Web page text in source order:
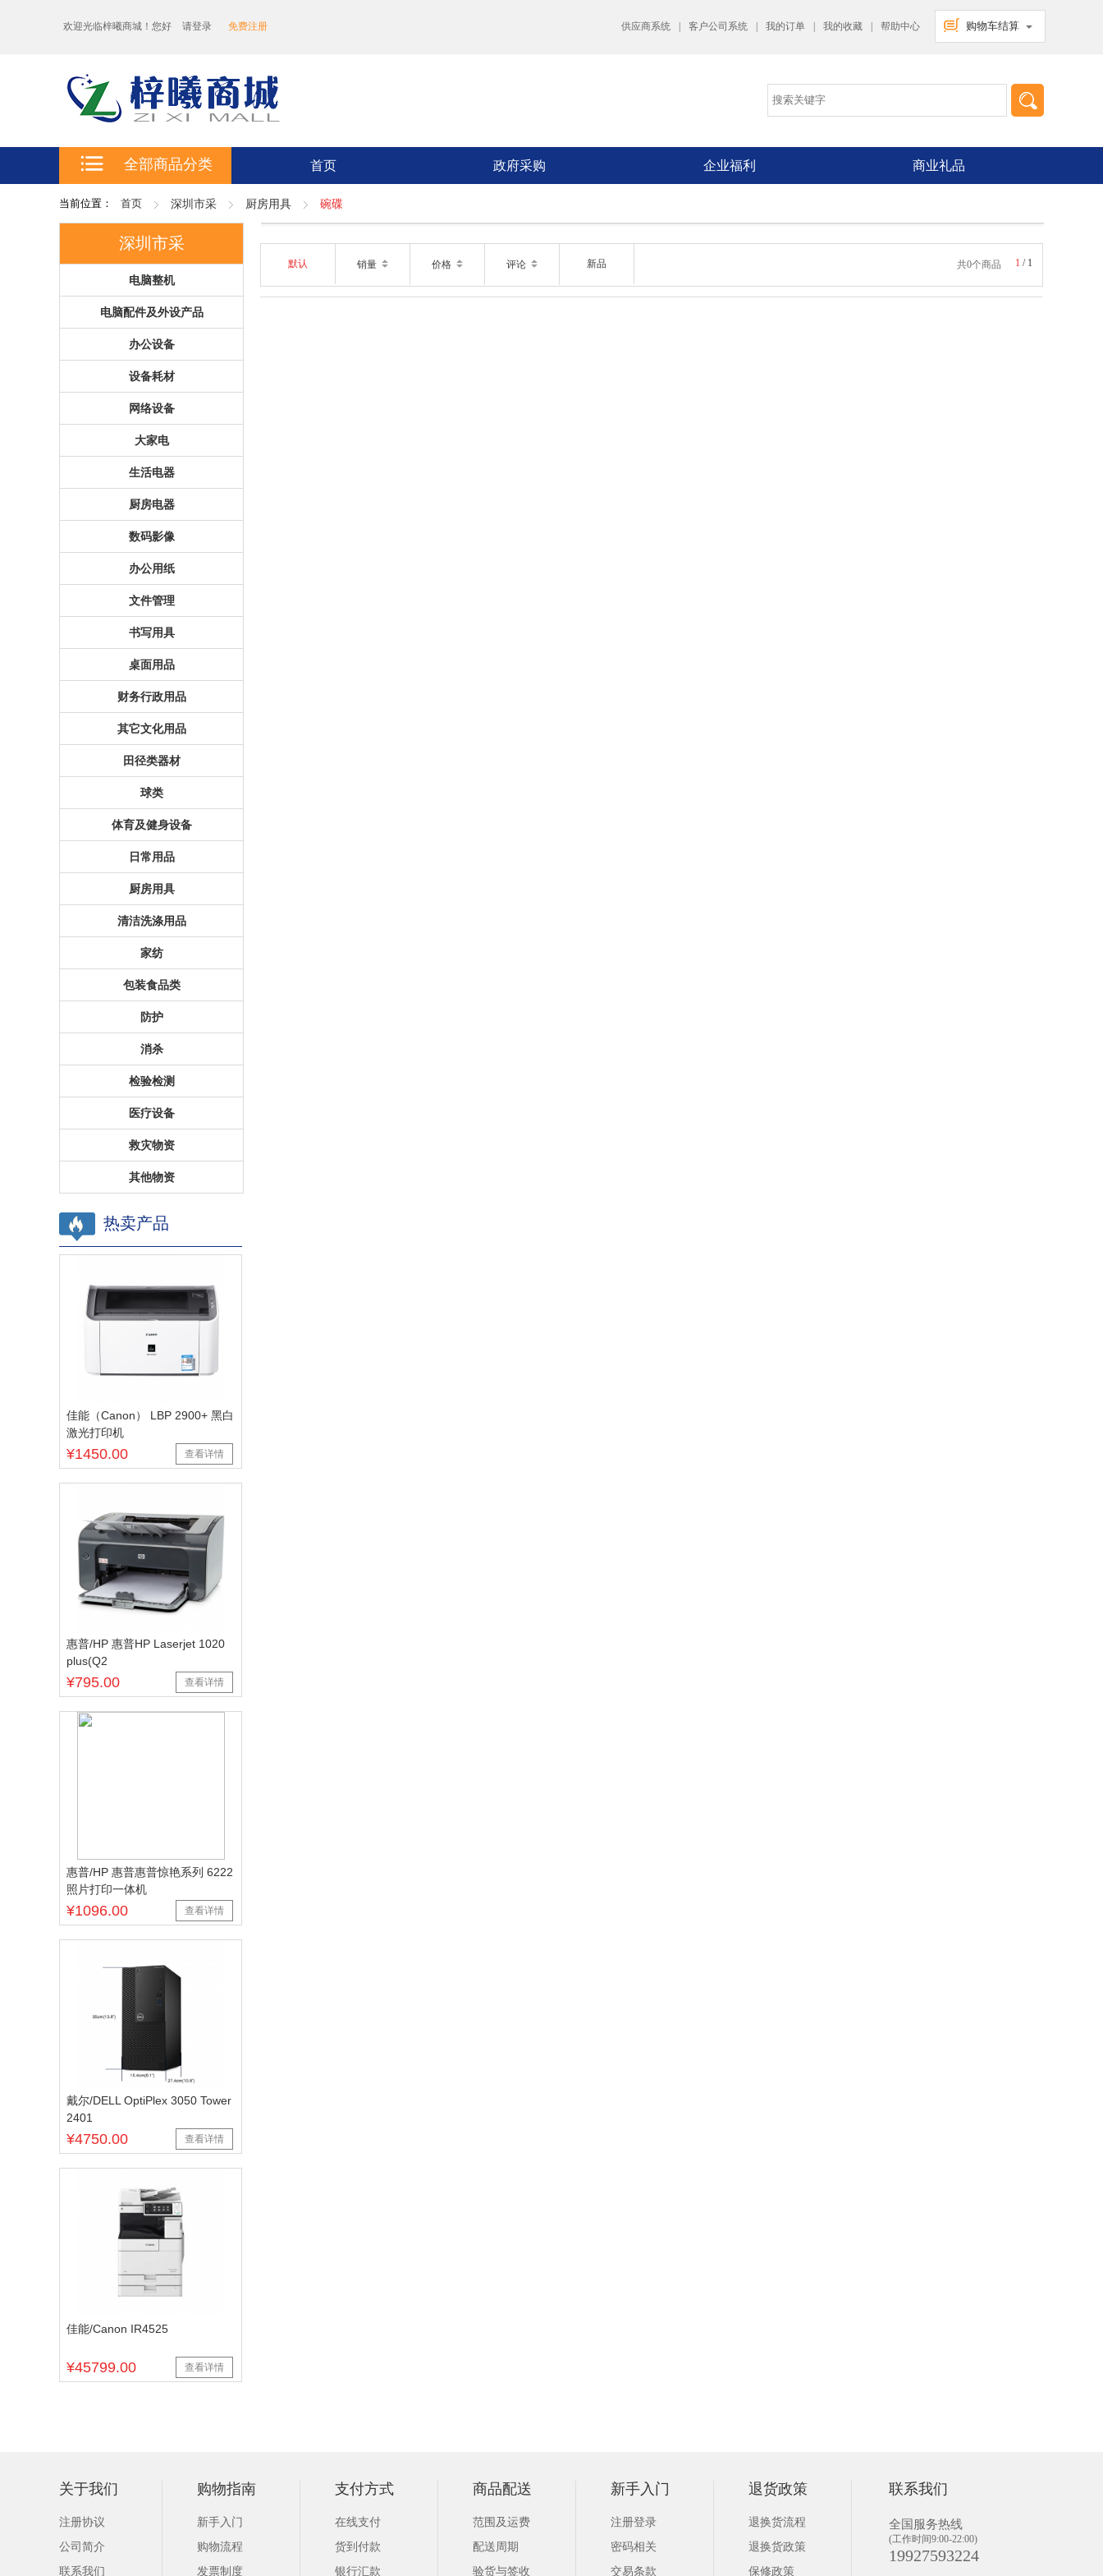
欢迎光临梓曦商城！您好 请登录 免费注册 购物车结算
供应商系统 客户公司系统 我的订单 我的收藏 帮助中心
全部商品分类 首页 政府采购 企业福利 商业礼品
当前位置： 首页 深圳市采 厨房用具 碗碟
深圳市采
电脑整机
电脑配件及外设产品
办公设备
设备耗材
网络设备
大家电
生活电器
厨房电器
数码影像
办公用纸
文件管理
书写用具
桌面用品
财务行政用品
其它文化用品
田径类器材
球类
体育及健身设备
日常用品
厨房用具
清洁洗涤用品
家纺
包装食品类
防护
消杀
检验检测
医疗设备
救灾物资
其他物资
热卖产品
佳能（Canon） LBP 2900+ 黑白
激光打印机
¥1450.00 查看详情
惠普/HP 惠普HP Laserjet 1020
plus(Q2
¥795.00 查看详情
惠普/HP 惠普惠普惊艳系列 6222
照片打印一体机
¥1096.00 查看详情
戴尔/DELL OptiPlex 3050 Tower
2401
¥4750.00 查看详情
佳能/Canon IR4525
¥45799.00 查看详情
默认 销量 价格 评论 新品 共0个商品 1 / 1
关于我们
注册协议
公司简介
联系我们
购物指南
新手入门
购物流程
发票制度
支付方式
在线支付
货到付款
银行汇款
商品配送
范围及运费
配送周期
验货与签收
新手入门
注册登录
密码相关
交易条款
退货政策
退换货流程
退换货政策
保修政策
联系我们
全国服务热线
(工作时间9:00-22:00)
19927593224